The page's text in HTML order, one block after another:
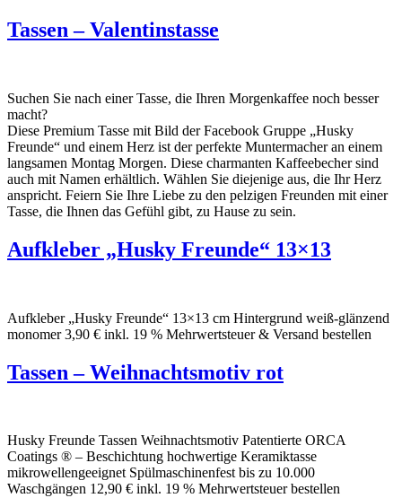
Tassen – Valentinstasse
Suchen Sie nach einer Tasse, die Ihren Morgenkaffee noch besser
macht?
Diese Premium Tasse mit Bild der Facebook Gruppe „Husky
Freunde“ und einem Herz ist der perfekte Muntermacher an einem
langsamen Montag Morgen. Diese charmanten Kaffeebecher sind
auch mit Namen erhältlich. Wählen Sie diejenige aus, die Ihr Herz
anspricht. Feiern Sie Ihre Liebe zu den pelzigen Freunden mit einer
Tasse, die Ihnen das Gefühl gibt, zu Hause zu sein.
Aufkleber „Husky Freunde“ 13×13
Aufkleber „Husky Freunde“ 13×13 cm Hintergrund weiß-glänzend
monomer 3,90 € inkl. 19 % Mehrwertsteuer & Versand bestellen
Tassen – Weihnachtsmotiv rot
Husky Freunde Tassen Weihnachtsmotiv Patentierte ORCA
Coatings ® – Beschichtung hochwertige Keramiktasse
mikrowellengeeignet Spülmaschinenfest bis zu 10.000
Waschgängen 12,90 € inkl. 19 % Mehrwertsteuer bestellen